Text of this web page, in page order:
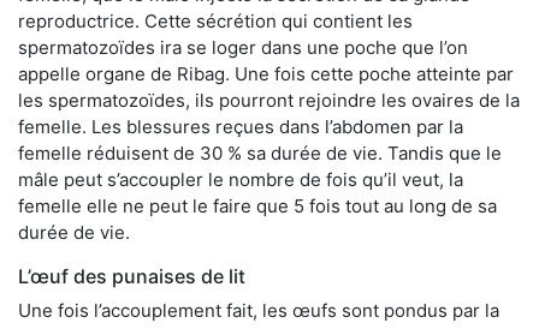
reproductrice. Cette sécrétion qui contient les
spermatozoïdes ira se loger dans une poche que l’on
appelle organe de Ribag. Une fois cette poche atteinte par
les spermatozoïdes, ils pourront rejoindre les ovaires de la
femelle. Les blessures reçues dans l’abdomen par la
femelle réduisent de 30 % sa durée de vie. Tandis que le
mâle peut s’accoupler le nombre de fois qu’il veut, la
femelle elle ne peut le faire que 5 fois tout au long de sa
durée de vie.
L’œuf des punaises de lit
Une fois l’accouplement fait, les œufs sont pondus par la